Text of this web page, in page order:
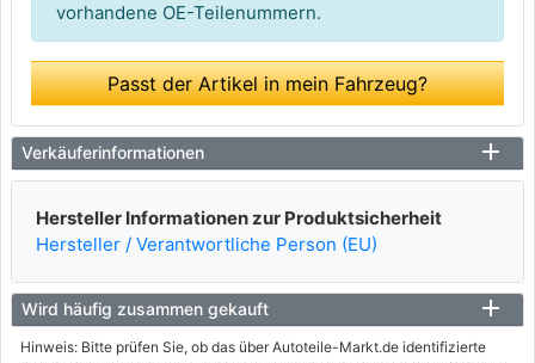
vorhandene OE-Teilenummern.
Passt der Artikel in mein Fahrzeug?
Verkäuferinformationen
Hersteller Informationen zur Produktsicherheit
Hersteller / Verantwortliche Person (EU)
Wird häufig zusammen gekauft
Hinweis: Bitte prüfen Sie, ob das über Autoteile-Markt.de identifizierte